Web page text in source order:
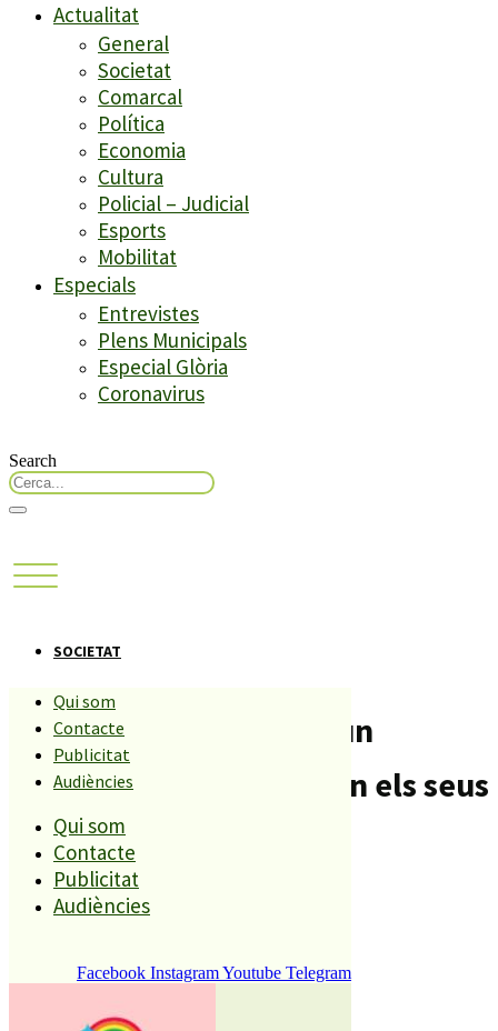
Actualitat
General
Societat
Comarcal
Política
Economia
Cultura
Policial – Judicial
Esports
Mobilitat
Especials
Entrevistes
Plens Municipals
Especial Glòria
Coronavirus
Search
Qui som
Contacte
Publicitat
Audiències
Qui som
Contacte
Publicitat
Audiències
Facebook InstagramYoutube Telegram
SOCIETAT
El Respir atén gairebé un
centenar de persones en els seus
10 anys i mig de vida
Compartiu aquesta història
REDACCIÓ